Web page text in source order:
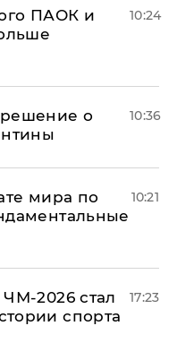
ПАОК и
10:24
о
10:36
мира по
10:21
2026 стал
спорта
17:23